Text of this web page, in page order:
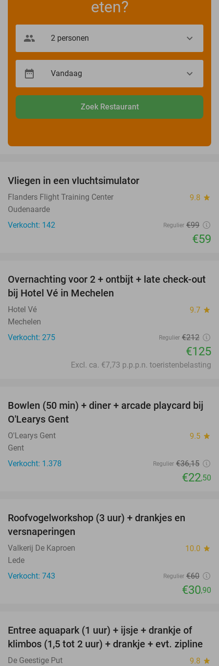
eten?
Zoek Restaurant
Vliegen in een vluchtsimulator
Flanders Flight Training Center 9.8 star
Oudenaarde
Verkocht: 142
Regulier €99
€59
41%
Overnachting voor 2 + ontbijt + late check-out
bij Hotel Vé in Mechelen
Hotel Vé 9.7 star
Mechelen
Verkocht: 275
Regulier €212
€125
Excl. ca. €7,73 p.p.p.n. toeristenbelasting
38%
Bowlen (50 min) + diner + arcade playcard bij
O'Learys Gent
O'Learys Gent 9.5 star
Gent
Verkocht: 1.378
Regulier €36,15
€22,50
Roofvogelworkshop (3 uur) + drankjes en
versnaperingen
Valkerij De Kaproen 10.0 star
Lede
Verkocht: 743
Regulier €60
€30,90
32%
Entree aquapark (1 uur) + ijsje + drankje of
klimbos (1,5 tot 2 uur) + drankje + evt. zipline
De Geestige Put 9.8 star